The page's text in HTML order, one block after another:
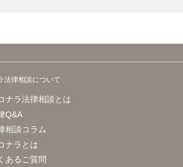
法律相談について
ナラ法律相談とは
Q&A
相談コラム
ナラとは
あるご質問